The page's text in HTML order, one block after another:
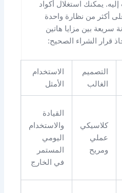
يمكنك استغلال أكواد
أكثر من نظارة واحدة
سريعة بين مزايا هاتين
قرار الشراء الصحيح:
التصميم
الغالب
الاستخدام
الأمثل
كلاسيكي
عملي
ومريح
القيادة
والاستخدام
اليومي
المستمر
في الخارج